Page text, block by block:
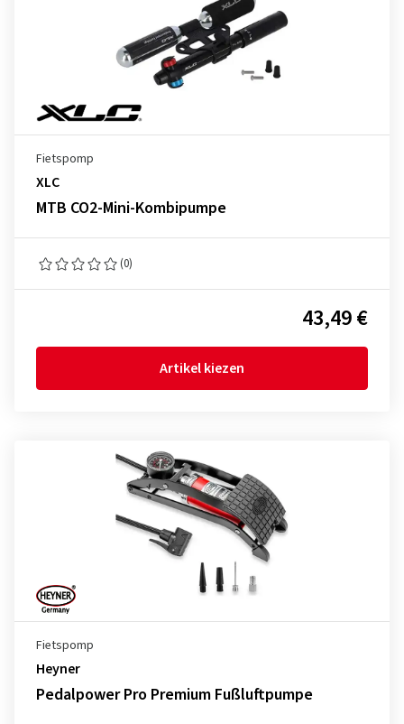
Fietspomp
XLC
MTB CO2-Mini-Kombipumpe
(0)
43,49 €
Artikel kiezen
Fietspomp
Heyner
Pedalpower Pro Premium Fußluftpumpe